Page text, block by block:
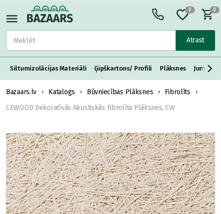
Atrast
0 0
Siltumizolācijas Materiāli Ģipškartons/ Profili Plāksnes Jumta
Bazaars.lv Katalogs Būvniecības Plāksnes
Fibrolīts
CEWOOD Dekoratīvās Akustiskās Fibrolīta Plāksnes, CW